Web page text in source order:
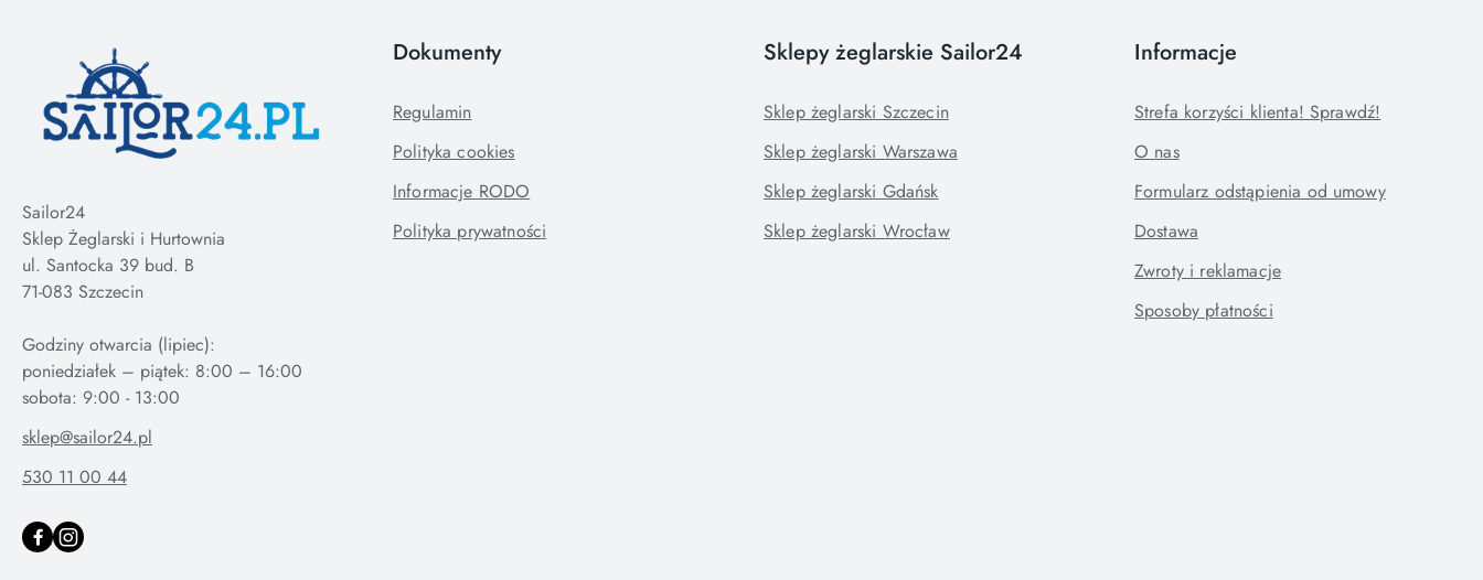
Sailor24
Sklep Żeglarski i Hurtownia
ul. Santocka 39 bud. B
71-083 Szczecin
Godziny otwarcia (lipiec):
poniedziałek – piątek: 8:00 – 16:00
sklep@sailor24.pl
530 11 00 44
Dokumenty
Regulamin
Polityka cookies
Informacje RODO
Polityka prywatności
Sklepy żeglarskie Sailor24
Sklep żeglarski Szczecin
Sklep żeglarski Warszawa
Sklep żeglarski Gdańsk
Sklep żeglarski Wrocław
Informacje
Strefa korzyści klienta! Sprawdź!
O nas
Formularz odstąpienia od umowy
Dostawa
Zwroty i reklamacje
Sposoby płatności